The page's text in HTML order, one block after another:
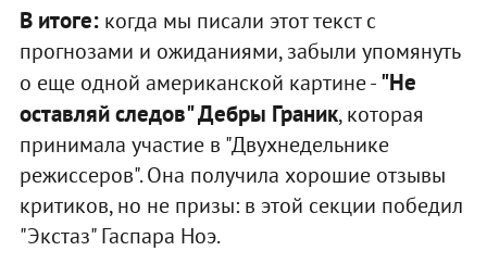
В итоге:когда мы писали этот текст с
прогнозами и ожиданиями, забыли упомянуть
о еще одной американской картине -"Не
оставляй следов" Дебры Граник, которая
принимала участие в "Двухнедельнике
режиссеров". Она получила хорошие отзывы
критиков, но не призы: в этой секции победил
"Экстаз" Гаспара Ноэ.